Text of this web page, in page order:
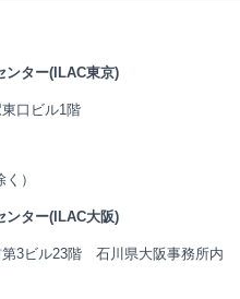
ンター(ILAC東京)
口ビル1階
）
ンター(ILAC大阪)
第3ビル23階 石川県大阪事務所内